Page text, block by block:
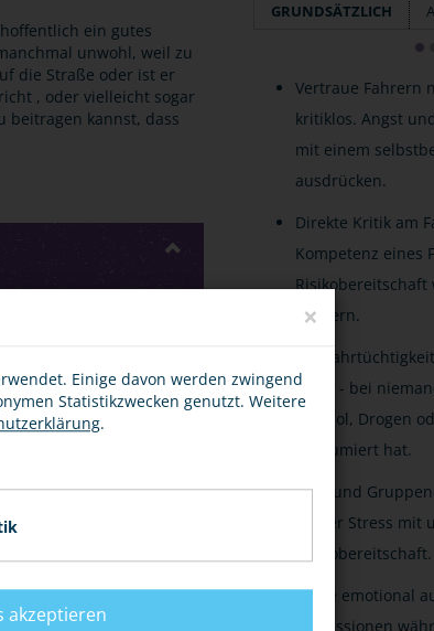
ein gutes
unwohl, weil zu
die Straße oder ist er
, oder vielleicht sogar
beitragen kannst, dass
Schaden kommen,
häufig mehreren
Fahrt eine Nachricht
auf einer
oder will durch sein
abgelenkt.
für den Mitfahrer
GRUNDSÄTZLICH
Vertraue Fahrern
kritiklos. Angst
mit einem
ausdrücken.
Direkte Kritik am
Kompetenz eines
steigern.
Die
Muss - bei
Alkohol, Drogen
konsumiert hat.
Zeit- und
Fahrer Stress
Risikobereitschaft.
Keine emotional
Diskussionen
×
Einige davon werden zwingend
Statistikzwecken genutzt. Weitere
.
akzeptieren